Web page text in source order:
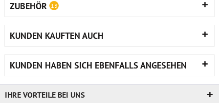
ZUBEHÖR 13
KUNDEN KAUFTEN AUCH
KUNDEN HABEN SICH EBENFALLS ANGESEHEN
IHRE VORTEILE BEI UNS